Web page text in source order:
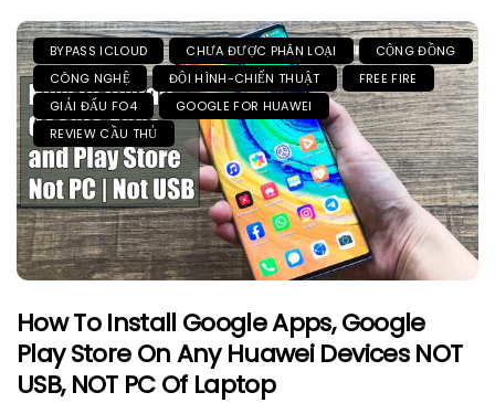
BYPASS ICLOUD CHƯA ĐƯỢC PHÂN LOẠI
CỘNG ĐỒNG
CÔNG NGHỆ
ĐỘI HÌNH-CHIẾN THUẬT
FREE FIRE
GIẢI ĐẤU FO4
GOOGLE FOR HUAWEI
REVIEW CẦU THỦ
How To Install Google Apps, Google
Play Store On Any Huawei Devices NOT
USB, NOT PC Of Laptop